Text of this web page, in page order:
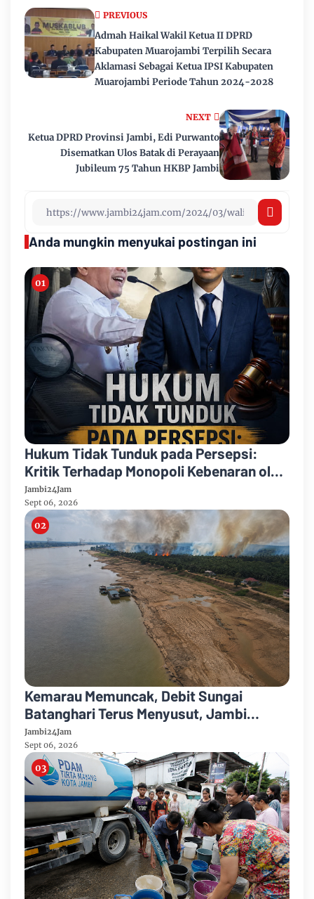
NEXT
Ketua DPRD Provinsi Jambi, Edi Purwanto
Disematkan Ulos Batak di Perayaan
Jubileum 75 Tahun HKBP Jambi
PREVIOUS
Admah Haikal Wakil Ketua II DPRD
Kabupaten Muarojambi Terpilih Secara
Aklamasi Sebagai Ketua IPSI Kabupaten
Muarojambi Periode Tahun 2024-2028
Anda mungkin menyukai postingan ini
Hukum Tidak Tunduk pada Persepsi:
Kritik Terhadap Monopoli Kebenaran oleh
Media dan Aktivis
Jambi24Jam
Sept 06, 2026
Kemarau Memuncak, Debit Sungai
Batanghari Terus Menyusut, Jambi
Hadapi Ancaman Krisis Air Bersih dan
Karhutla
Jambi24Jam
Sept 06, 2026